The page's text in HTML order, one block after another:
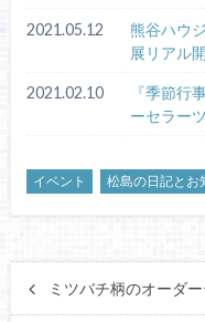
2021.05.12
熊谷ハウ
展リアル
2021.02.10
『季節行
ーセラー
イベント 松島の日記とお
ミツバチ柄のオーダ